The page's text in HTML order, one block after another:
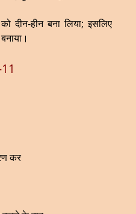
दीन-हीन बना लिया; इसलिए
कर